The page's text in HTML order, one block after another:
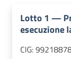
Lotto 1 —
esecuzione
CIG: